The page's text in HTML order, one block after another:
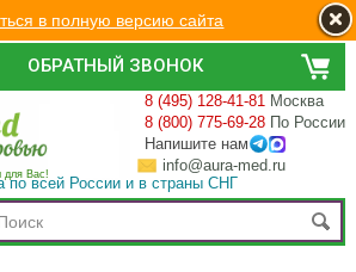
ОБРАТНЫЙ ЗВОНОК
для Вас!
8 (495) 128-41-81 Москва
8 (800) 775-69-28 По России
Напишите нам
info@aura-med.ru
по всей России и в страны СНГ
в полную версию сайта